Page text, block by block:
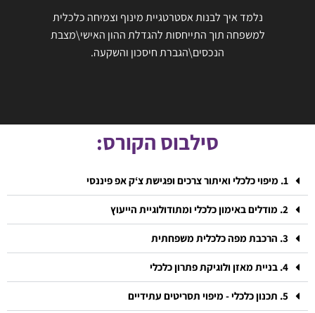
נלמד איך לבנות אסטרטגיית מינוף וצמיחה כלכלית
למשפחה תוך התייחסות להגדלת ההון האישי\מצבת
הנכסים\הגברת חיסכון והשקעה.
סילבוס הקורס:
1. מיפוי כלכלי ואיתור צרכים ופגישת צ‘ק אפ פיננסי
2. מודלים באימון כלכלי ומתודולוגיית הייעוץ
3. הרכבת מפה כלכלית משפחתית
4. בניית מאזן ולוגיקת פתרון כלכלי
5. תכנון כלכלי - מיפוי תסריטים עתידיים